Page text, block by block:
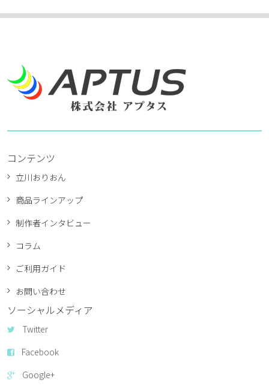
コンテンツ
立川おりおん
商品ラインアップ
制作者インタビュー
コラム
ご利用ガイド
お問い合わせ
ソーシャルメディア
Twitter
Facebook
Google+